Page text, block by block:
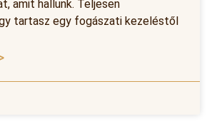
amit hallunk. Teljesen
tartasz egy fogászati kezeléstől